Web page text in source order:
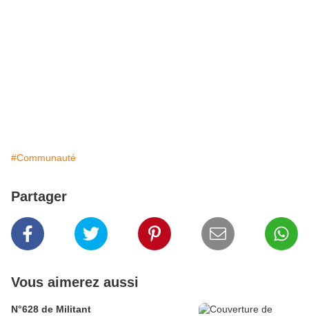
#Communauté
Partager
Vous aimerez aussi
N°628 de Militant